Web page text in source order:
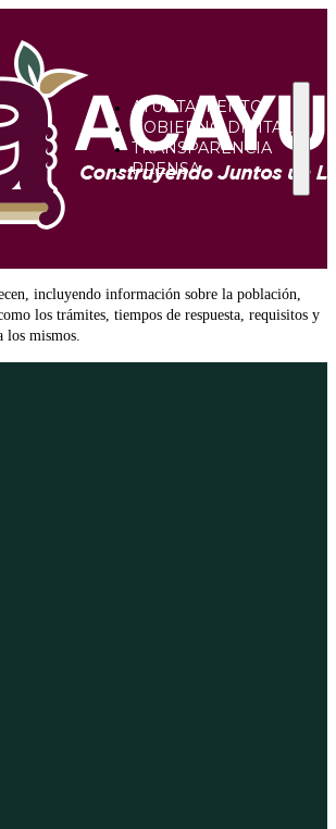
AYUNTAMIENTO
GOBIERNO DIGITAL
TRANSPARENCIA
PRENSA
incluyendo información sobre la población,
los trámites, tiempos de respuesta, requisitos y
los mismos.